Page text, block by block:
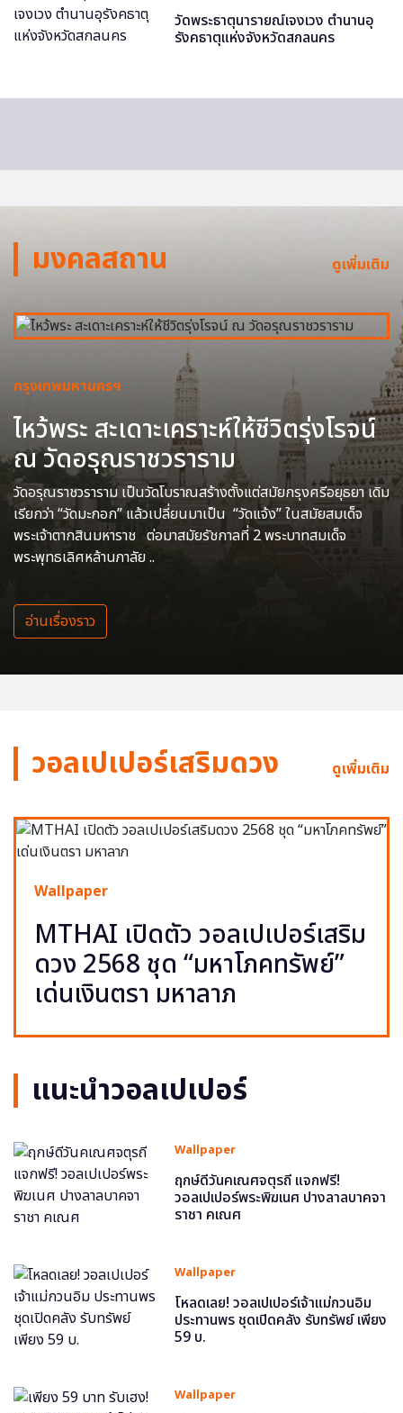
วัดพระธาตุนารายณ์เจงเวง ตำนานอุ
รังคธาตุแห่งจังหวัดสกลนคร
มงคลสถาน ดูเพิ่มเติม
กรุงเทพมหานครฯ
ไหว้พระ สะเดาะเคราะห์ให้ชีวิตรุ่งโรจน์
ณ วัดอรุณราชวราราม
วัดอรุณราชวราราม เป็นวัดโบราณสร้างตั้งแต่สมัยกรุงศรีอยุธยา เดิม
เรียกว่า “วัดมะกอก” แล้วเปลี่ยนมาเป็น “วัดแจ้ง” ในสมัยสมเด็จ
พระเจ้าตากสินมหาราช ต่อมาสมัยรัชกาลที่ 2 พระบาทสมเด็จ
พระพุทธเลิศหล้านภาลัย ..
อ่านเรื่องราว
วอลเปเปอร์เสริมดวง ดูเพิ่มเติม
Wallpaper
MTHAI เปิดตัว วอลเปเปอร์เสริม
ดวง 2568 ชุด “มหาโภคทรัพย์”
เด่นเงินตรา มหาลาภ
แนะนำวอลเปเปอร์
Wallpaper
ฤกษ์ดีวันคเณศจตุรถี แจกฟรี!
วอลเปเปอร์พระพิฆเนศ ปางลาลบาคจา
ราชา คเณศ
Wallpaper
โหลดเลย! วอลเปเปอร์เจ้าแม่กวนอิม
ประทานพร ชุดเปิดคลัง รับทรัพย์ เพียง
59 บ.
Wallpaper